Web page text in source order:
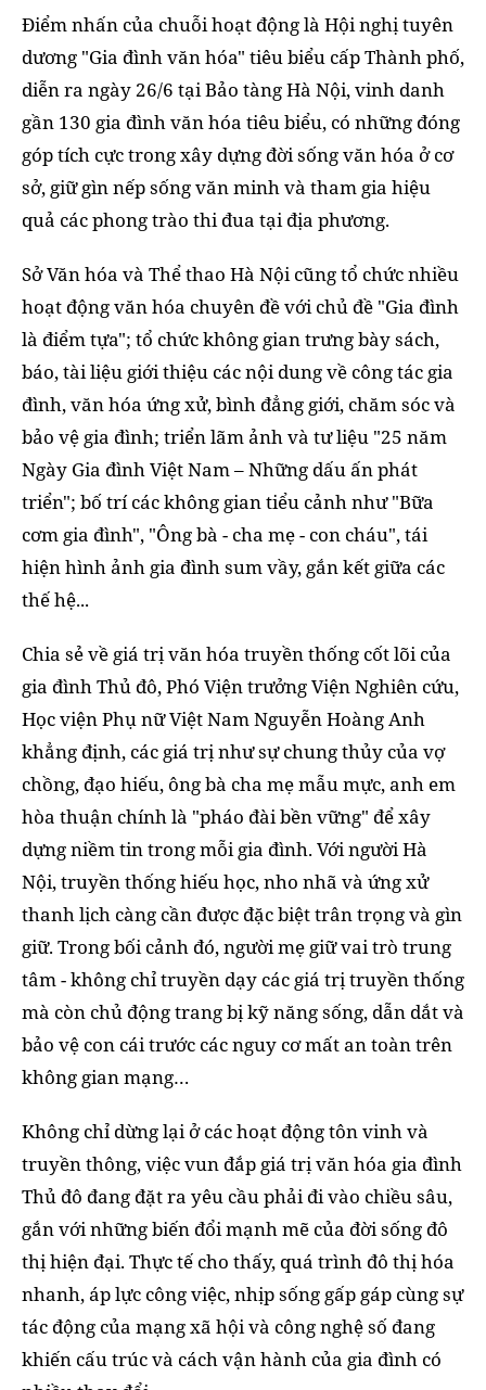
Điểm nhấn của chuỗi hoạt động là Hội nghị tuyên
dương "Gia đình văn hóa" tiêu biểu cấp Thành phố,
diễn ra ngày 26/6 tại Bảo tàng Hà Nội, vinh danh
gần 130 gia đình văn hóa tiêu biểu, có những đóng
góp tích cực trong xây dựng đời sống văn hóa ở cơ
sở, giữ gìn nếp sống văn minh và tham gia hiệu
quả các phong trào thi đua tại địa phương.
Sở Văn hóa và Thể thao Hà Nội cũng tổ chức nhiều
hoạt động văn hóa chuyên đề với chủ đề "Gia đình
là điểm tựa"; tổ chức không gian trưng bày sách,
báo, tài liệu giới thiệu các nội dung về công tác gia
đình, văn hóa ứng xử, bình đẳng giới, chăm sóc và
bảo vệ gia đình; triển lãm ảnh và tư liệu "25 năm
Ngày Gia đình Việt Nam – Những dấu ấn phát
triển"; bố trí các không gian tiểu cảnh như "Bữa
cơm gia đình", "Ông bà - cha mẹ - con cháu", tái
hiện hình ảnh gia đình sum vầy, gắn kết giữa các
thế hệ...
Chia sẻ về giá trị văn hóa truyền thống cốt lõi của
gia đình Thủ đô, Phó Viện trưởng Viện Nghiên cứu,
Học viện Phụ nữ Việt Nam Nguyễn Hoàng Anh
khẳng định, các giá trị như sự chung thủy của vợ
chồng, đạo hiếu, ông bà cha mẹ mẫu mực, anh em
hòa thuận chính là "pháo đài bền vững" để xây
dựng niềm tin trong mỗi gia đình. Với người Hà
Nội, truyền thống hiếu học, nho nhã và ứng xử
thanh lịch càng cần được đặc biệt trân trọng và gìn
giữ. Trong bối cảnh đó, người mẹ giữ vai trò trung
tâm - không chỉ truyền dạy các giá trị truyền thống
mà còn chủ động trang bị kỹ năng sống, dẫn dắt và
bảo vệ con cái trước các nguy cơ mất an toàn trên
không gian mạng…
Không chỉ dừng lại ở các hoạt động tôn vinh và
truyền thông, việc vun đắp giá trị văn hóa gia đình
Thủ đô đang đặt ra yêu cầu phải đi vào chiều sâu,
gắn với những biến đổi mạnh mẽ của đời sống đô
thị hiện đại. Thực tế cho thấy, quá trình đô thị hóa
nhanh, áp lực công việc, nhịp sống gấp gáp cùng sự
tác động của mạng xã hội và công nghệ số đang
khiến cấu trúc và cách vận hành của gia đình có